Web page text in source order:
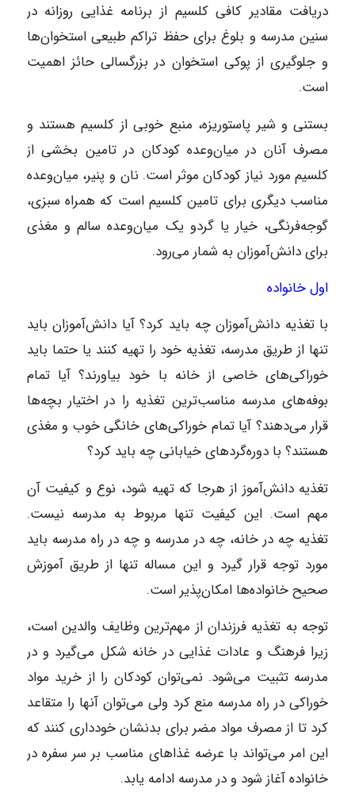
دریافت مقادیر کافی کلسیم از برنامه غذایی روزانه در
سنین مدرسه و بلوغ برای حفظ تراکم طبیعی استخوان‌ها
و جلوگیری از پوکی استخوان در بزرگسالی حائز اهمیت
است.
بستنی و شیر پاستوریزه، منبع خوبی از کلسیم هستند و
مصرف آنان در میان‌وعده کودکان در تامین بخشی از
کلسیم مورد نیاز کودکان موثر است. نان و پنیر، میان‌وعده
مناسب دیگری برای تامین کلسیم است که همراه سبزی،
گوجه‌فرنگی، خیار یا گردو یک میان‌وعده سالم و مغذی
برای دانش‌آموزان به شمار می‌رود.
اول خانواده‌
با تغذیه دانش‌آموزان چه باید کرد؟ آیا دانش‌آموزان باید
تنها از طریق مدرسه، تغذیه خود را تهیه کنند یا حتما باید
خوراکی‌های خاصی از خانه با خود بیاورند؟ آیا تمام
بوفه‌های مدرسه مناسب‌ترین تغذیه را در اختیار بچه‌ها
قرار می‌دهند؟ آیا تمام خوراکی‌های خانگی خوب و مغذی
هستند؟ با دوره‌گردهای خیابانی چه باید کرد؟
تغذیه دانش‌آموز از هرجا که تهیه شود، نوع و کیفیت آن
مهم است. این کیفیت تنها مربوط به مدرسه نیست.
تغذیه چه در خانه، چه در مدرسه و چه در راه مدرسه باید
مورد توجه قرار گیرد و این مساله تنها از طریق آموزش
صحیح خانواده‌ها امکان‌پذیر است.
توجه به تغذیه فرزندان از مهم‌ترین وظایف والدین است،
زیرا فرهنگ و عادات غذایی در خانه شکل می‌گیرد و در
مدرسه تثبیت می‌شود. نمی‌توان کودکان را از خرید مواد
خوراکی در راه مدرسه منع کرد ولی می‌توان آنها را متقاعد
کرد تا از مصرف مواد مضر برای بدنشان خودداری کنند که
این امر می‌تواند با عرضه غذاهای مناسب بر سر سفره در
خانواده آغاز شود و در مدرسه ادامه یابد.